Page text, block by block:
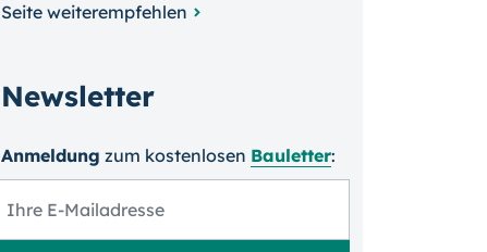
Seite weiterempfehlen
Newsletter
Anmeldung zum kosten­losen Bauletter: